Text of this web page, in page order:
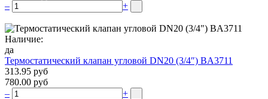
–
+
Наличие:
да
Термостатический клапан угловой DN20 (3/4″) BA3711
313.95 руб
780.00 руб
–
+